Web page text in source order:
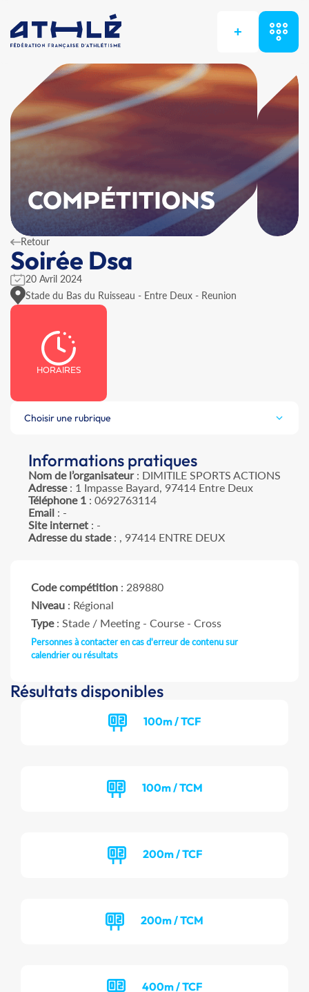
+
COMPÉTITIONS
Retour
Soirée Dsa
20 Avril 2024
Stade du Bas du Ruisseau - Entre Deux - Reunion
HORAIRES
Choisir une rubrique
Informations pratiques
Nom de l’organisateur: DIMITILE SPORTS ACTIONS
Adresse: 1 Impasse Bayard, 97414 Entre Deux
Téléphone 1 : 0692763114
Email : -
Site internet : -
Adresse du stade: , 97414 ENTRE DEUX
Code compétition : 289880
Niveau : Régional
Type: Stade / Meeting - Course - Cross
Personnes à contacter en cas d'erreur de contenu sur
calendrier ou résultats
Résultats disponibles
100m / TCF
100m / TCM
200m / TCF
200m / TCM
400m / TCF